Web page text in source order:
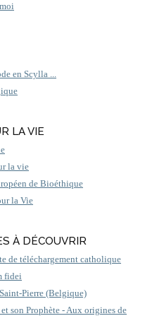
en Scylla ...
LA VIE
la vie
de Bioéthique
la Vie
À DÉCOUVRIR
de téléchargement catholique
fidei
Pierre (Belgique)
son Prophète - Aux origines de